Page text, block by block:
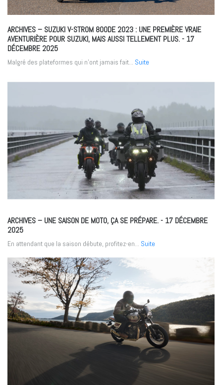
ARCHIVES – SUZUKI V-STROM 800DE 2023 : UNE PREMIÈRE VRAIE
AVENTURIÈRE POUR SUZUKI, MAIS AUSSI TELLEMENT PLUS.- 17
DÉCEMBRE 2025
Malgré des plateformes qui n’ont jamais fait... Suite
ARCHIVES – UNE SAISON DE MOTO, ÇA SE PRÉPARE.- 17 DÉCEMBRE
2025
En attendant que la saison débute, profitez-en... Suite